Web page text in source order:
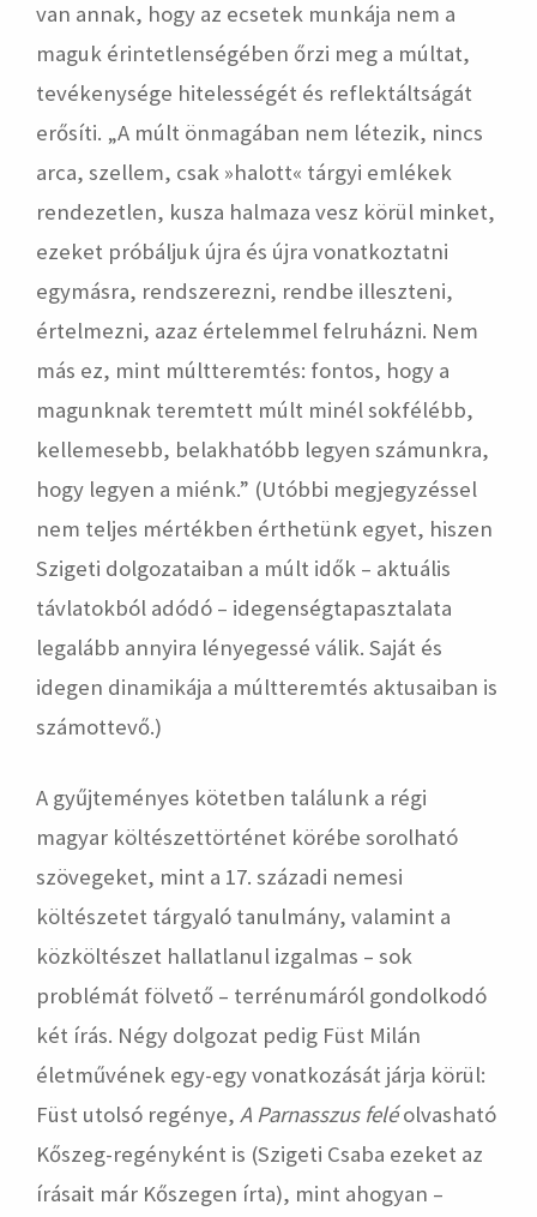
van annak, hogy az ecsetek munkája nem a
maguk érintetlenségében őrzi meg a múltat,
tevékenysége hitelességét és reflektáltságát
erősíti. „A múlt önmagában nem létezik, nincs
arca, szellem, csak »halott« tárgyi emlékek
rendezetlen, kusza halmaza vesz körül minket,
ezeket próbáljuk újra és újra vonatkoztatni
egymásra, rendszerezni, rendbe illeszteni,
értelmezni, azaz értelemmel felruházni. Nem
más ez, mint múltteremtés: fontos, hogy a
magunknak teremtett múlt minél sokfélébb,
kellemesebb, belakhatóbb legyen számunkra,
hogy legyen a miénk.” (Utóbbi megjegyzéssel
nem teljes mértékben érthetünk egyet, hiszen
Szigeti dolgozataiban a múlt idők – aktuális
távlatokból adódó – idegenségtapasztalata
legalább annyira lényegessé válik. Saját és
idegen dinamikája a múltteremtés aktusaiban is
számottevő.)
A gyűjteményes kötetben találunk a régi
magyar költészettörténet körébe sorolható
szövegeket, mint a 17. századi nemesi
költészetet tárgyaló tanulmány, valamint a
közköltészet hallatlanul izgalmas – sok
problémát fölvető – terrénumáról gondolkodó
két írás. Négy dolgozat pedig Füst Milán
életművének egy-egy vonatkozását járja körül:
Füst utolsó regénye, A Parnasszus feléolvasható
Kőszeg-regényként is (Szigeti Csaba ezeket az
írásait már Kőszegen írta), mint ahogyan –